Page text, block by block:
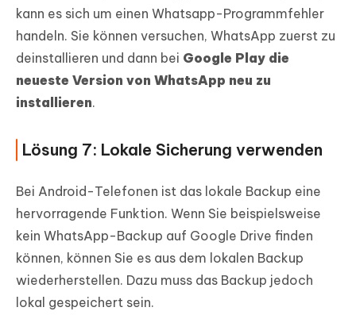
kann es sich um einen Whatsapp-Programmfehler
handeln. Sie können versuchen, WhatsApp zuerst zu
deinstallieren und dann bei Google Play die
neueste Version von WhatsApp neu zu
installieren.
Lösung 7: Lokale Sicherung verwenden
Bei Android-Telefonen ist das lokale Backup eine
hervorragende Funktion. Wenn Sie beispielsweise
kein WhatsApp-Backup auf Google Drive finden
können, können Sie es aus dem lokalen Backup
wiederherstellen. Dazu muss das Backup jedoch
lokal gespeichert sein.